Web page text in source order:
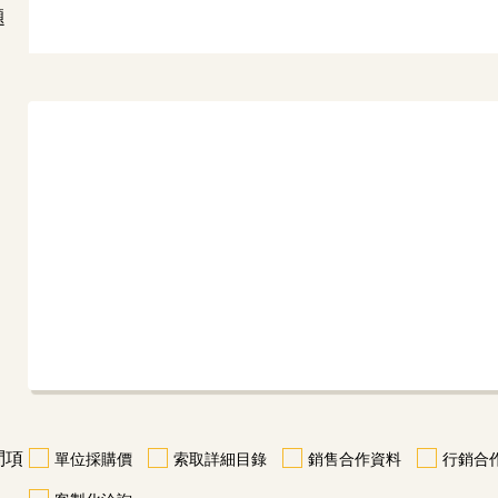
項
單位採購價 索取詳細目錄 銷售合作資料 行銷合